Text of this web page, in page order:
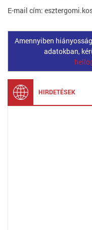
E-mail cím:
Amennyiben
adatokban,
HIRDETÉSEK